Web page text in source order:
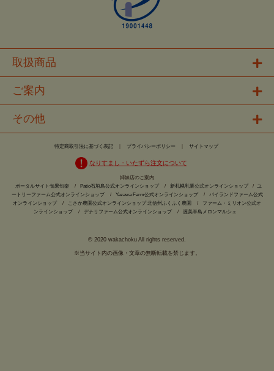
取扱商品
ご案内
その他
特定商取引法に基づく表記 プライバシーポリシー サイトマップ
なりすまし・いたずら注文について
姉妹店のご案内
ポータルサイト旬果旬楽
/ Patio石垣島公式オンラインショップ / 新札幌乳業公式オンラインショップ / ユ
ートリーファーム公式オンラインショップ
/ Yazawa Farm公式オンラインショップ /
パイランドファーム公式
オンラインショップ
/ こさか農園公式オンラインショップ 北信州ふくふく農園 /
ファーム・ミリオン公式オ
ンラインショップ
/ デナリファーム公式オンラインショップ / 渥美半島メロンマルシェ
© 2020 wakachoku All rights reserved.
※当サイト内の画像・文章の無断転載を禁じます。